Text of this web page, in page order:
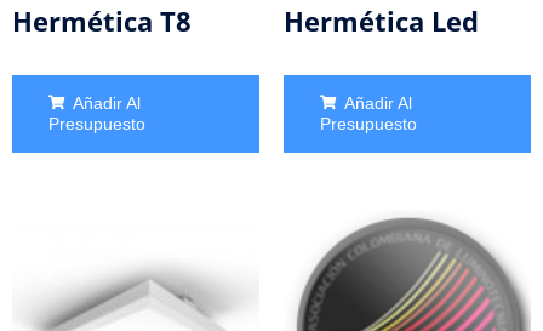
Hermética T8
Añadir Al
Presupuesto
Hermética Led
Añadir Al
Presupuesto